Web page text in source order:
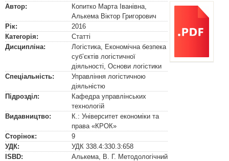
Автор: Копитко Марта Іванівна,
Алькема Віктор Григорович
Рік:
2016
Категорія:
Статті
Дисципліна:
Логістика, Економічна безпека
суб’єктів логістичної
діяльності, Основи логістики
Спеціальність:
Управління логістичною
діяльністю
Підрозділ:
Кафедра управлінських
технологій
Видавництво:
К.: Університет економіки та
права «КРОК»
Сторінок:
9
УДК:
УДК 338.4:330.3:658
ISBD:
Алькема, В. Г. Методологічний